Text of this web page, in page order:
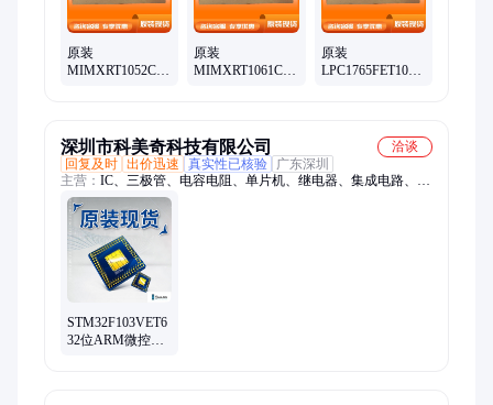
原装
MIMXRT1052CVL5B
原装
MIMXRT1061CVL5B
原装
LPC1765FET100,551
深圳市科美奇科技有限公司
洽谈
回复及时 出价迅速 真实性已核验
广东深圳
主营： IC、三极管、电容电阻、单片机、继电器、集成电路、芯
片
STM32F103VET6
32位ARM微控制